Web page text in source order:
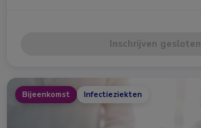
Inschrijven gesloten
Bijeenkomst Infectieziekten